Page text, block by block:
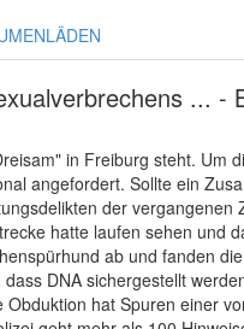
... -
in Freiburg steht. Um
angefordert. Sollte ein
der
hatte laufen sehen und
ab und fanden
DNA sichergestellt
hat Spuren einer